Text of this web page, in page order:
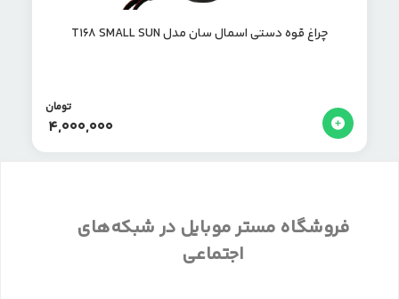
چراغ قوه دستی اسمال سان مدل T168 SMALL SUN
4,000,000
تومان
فروشگاه مستر موبایل در شبکه‌های
اجتماعی